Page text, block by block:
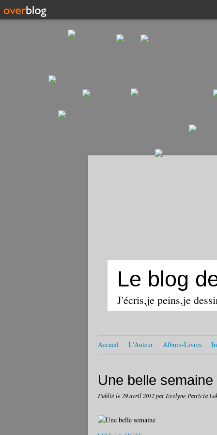
Le blog
J'écris,je peins,je
Accueil L'Auteur Album-Livres
Une belle semaine
Publié le 29 avril 2012par Evelyne Patricia